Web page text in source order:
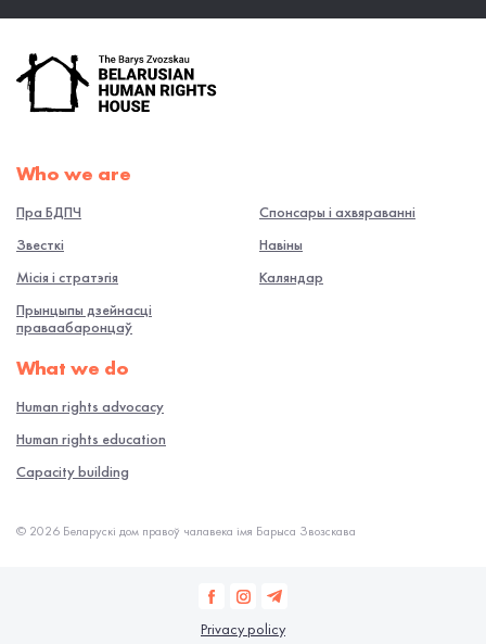
Who we are
Пра БДПЧ
Звесткі
Місія і стратэгія
Прынцыпы дзейнасці
праваабаронцаў
Спонсары і ахвяраванні
Навiны
Каляндар
What we do
Human rights advocacy
Human rights education
Capacity building
© 2026 Беларускі дом правоў чалавека імя Барыса Звозскава
Privacy policy